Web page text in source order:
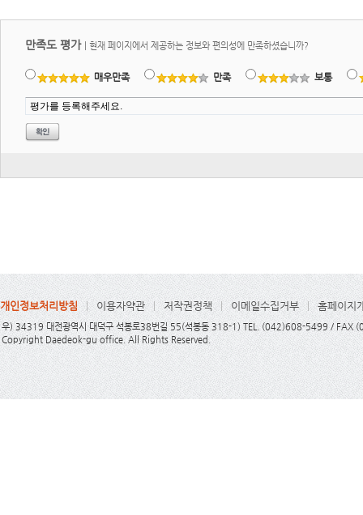
만족도 평가 현재 페이지에서 제공하는 정보와 편의성에 만족하셨습니까?
매우만족 만족 보통
개인정보처리방침 이용자약관 저작권정책 이메일수집거부 홈페이지
우) 34319 대전광역시 대덕구 석봉로38번길 55(석봉동 318-1) TEL. (042)608-5499 / FAX
Copyright Daedeok-gu office. All Rights Reserved.